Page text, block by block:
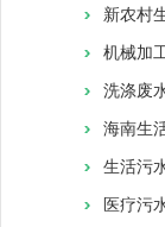
新农村
机械加
洗涤废
海南生
生活污
医疗污